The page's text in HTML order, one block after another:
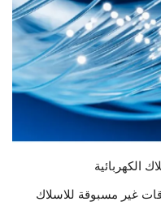
الكهربائية
غير مسبوقة للاسلاك